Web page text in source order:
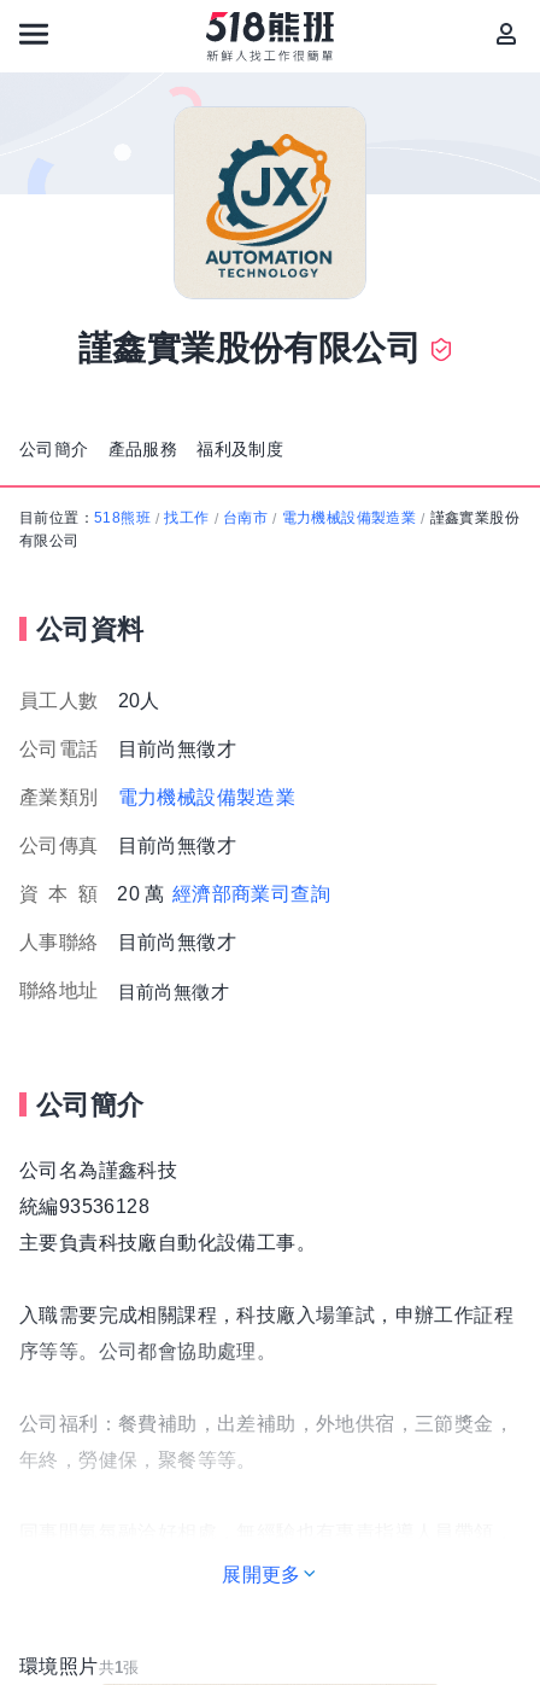
謹鑫實業股份有限公司
公司簡介 產品服務 福利及制度
目前位置： 518熊班 / 找工作 / 台南市 / 電力機械設備製造業 / 謹鑫實業股份
有限公司
公司資料
員工人數 20人
公司電話 目前尚無徵才
產業類別 電力機械設備製造業
公司傳真 目前尚無徵才
資 本 額 20 萬 經濟部商業司查詢
人事聯絡 目前尚無徵才
聯絡地址 目前尚無徵才
公司簡介
公司名為謹鑫科技
統編93536128
主要負責科技廠自動化設備工事。
入職需要完成相關課程，科技廠入場筆試，申辦工作証程
序等等。公司都會協助處理。
公司福利：餐費補助，出差補助，外地供宿，三節獎金，
年終，勞健保，聚餐等等。
期盼您加入謹鑫這個大家庭，攜手在自動化這個領域成長
展開更多
環境照片共1張